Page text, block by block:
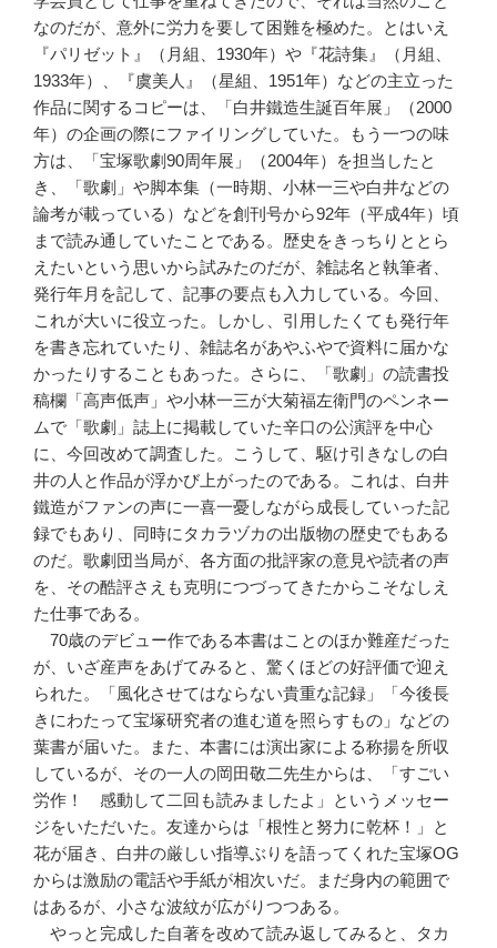
なのだが、意外に労力を要して困難を極めた。とはいえ
『パリゼット』（月組、1930年）や『花詩集』（月組、
1933年）、『虞美人』（星組、1951年）などの主立った
作品に関するコピーは、「白井鐵造生誕百年展」（2000
年）の企画の際にファイリングしていた。もう一つの味
方は、「宝塚歌劇90周年展」（2004年）を担当したと
き、「歌劇」や脚本集（一時期、小林一三や白井などの
論考が載っている）などを創刊号から92年（平成4年）頃
まで読み通していたことである。歴史をきっちりととら
えたいという思いから試みたのだが、雑誌名と執筆者、
発行年月を記して、記事の要点も入力している。今回、
これが大いに役立った。しかし、引用したくても発行年
を書き忘れていたり、雑誌名があやふやで資料に届かな
かったりすることもあった。さらに、「歌劇」の読書投
稿欄「高声低声」や小林一三が大菊福左衛門のペンネー
ムで「歌劇」誌上に掲載していた辛口の公演評を中心
に、今回改めて調査した。こうして、駆け引きなしの白
井の人と作品が浮かび上がったのである。これは、白井
鐵造がファンの声に一喜一憂しながら成長していった記
録でもあり、同時にタカラヅカの出版物の歴史でもある
のだ。歌劇団当局が、各方面の批評家の意見や読者の声
を、その酷評さえも克明につづってきたからこそなしえ
た仕事である。
70歳のデビュー作である本書はことのほか難産だった
が、いざ産声をあげてみると、驚くほどの好評価で迎え
られた。「風化させてはならない貴重な記録」「今後長
きにわたって宝塚研究者の進む道を照らすもの」などの
葉書が届いた。また、本書には演出家による称揚を所収
しているが、その一人の岡田敬二先生からは、「すごい
労作！ 感動して二回も読みましたよ」というメッセー
ジをいただいた。友達からは「根性と努力に乾杯！」と
花が届き、白井の厳しい指導ぶりを語ってくれた宝塚OG
からは激励の電話や手紙が相次いだ。まだ身内の範囲で
はあるが、小さな波紋が広がりつつある。
やっと完成した自著を改めて読み返してみると、タカ